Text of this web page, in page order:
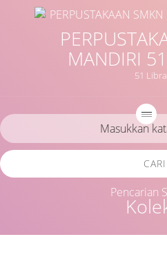
MANDIRI
51
CARI
Pencarian